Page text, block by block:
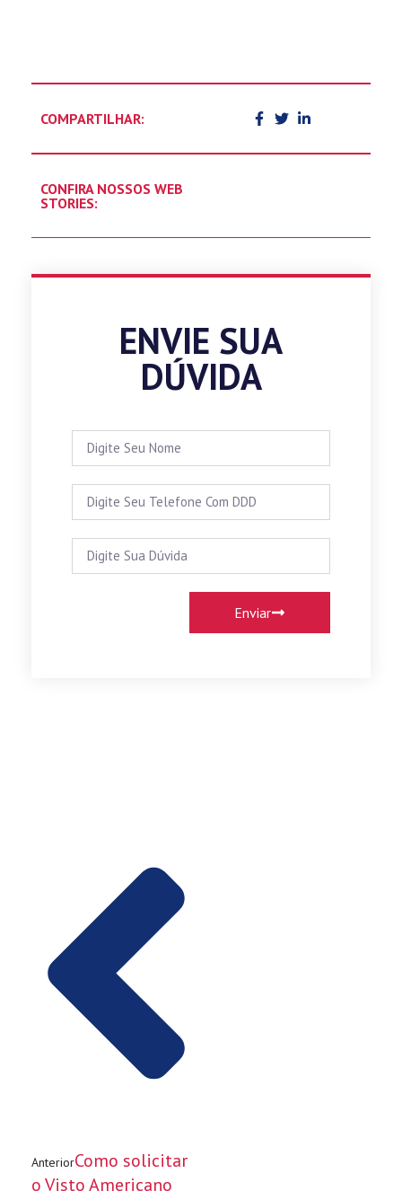
COMPARTILHAR:
CONFIRA NOSSOS WEB
STORIES:
ENVIE SUA
DÚVIDA
Enviar
AnteriorComo solicitar
o Visto Americano